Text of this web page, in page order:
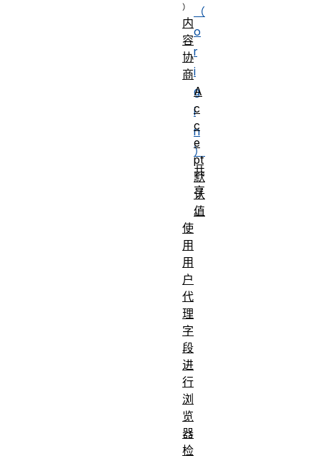
（
o
r
i
g
i
n
）
共
享
。
内
容
协
商
A
c
c
e
pt
默
认
值
使
用
用
户
代
理
字
段
进
行
浏
览
器
检